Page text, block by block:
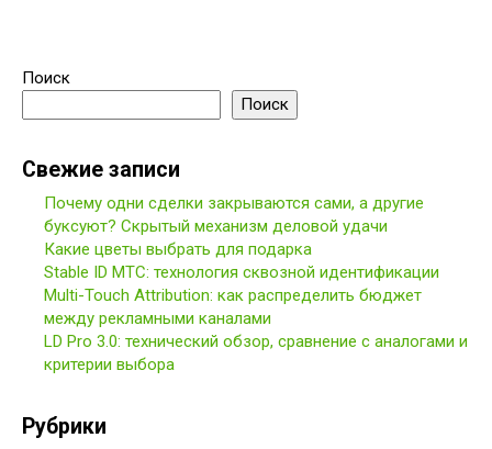
Поиск
Поиск
Свежие записи
Почему одни сделки закрываются сами, а другие
буксуют? Скрытый механизм деловой удачи
Какие цветы выбрать для подарка
Stable ID МТС: технология сквозной идентификации
Multi-Touch Attribution: как распределить бюджет
между рекламными каналами
LD Pro 3.0: технический обзор, сравнение с аналогами и
критерии выбора
Рубрики